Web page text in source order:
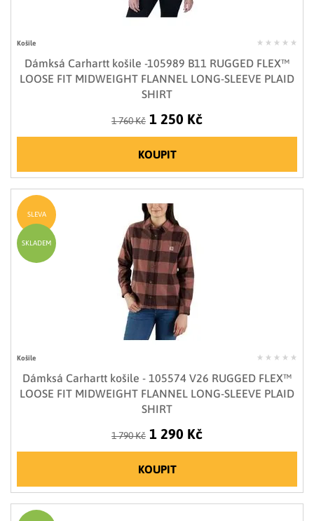
Košile
Dámksá Carhartt košile -105989 B11 RUGGED FLEX™
LOOSE FIT MIDWEIGHT FLANNEL LONG-SLEEVE PLAID
SHIRT
1 760 Kč 1 250 Kč
KOUPIT
Košile
Dámksá Carhartt košile - 105574 V26 RUGGED FLEX™
LOOSE FIT MIDWEIGHT FLANNEL LONG-SLEEVE PLAID
SHIRT
1 790 Kč 1 290 Kč
KOUPIT
SLEVA
SKLADEM